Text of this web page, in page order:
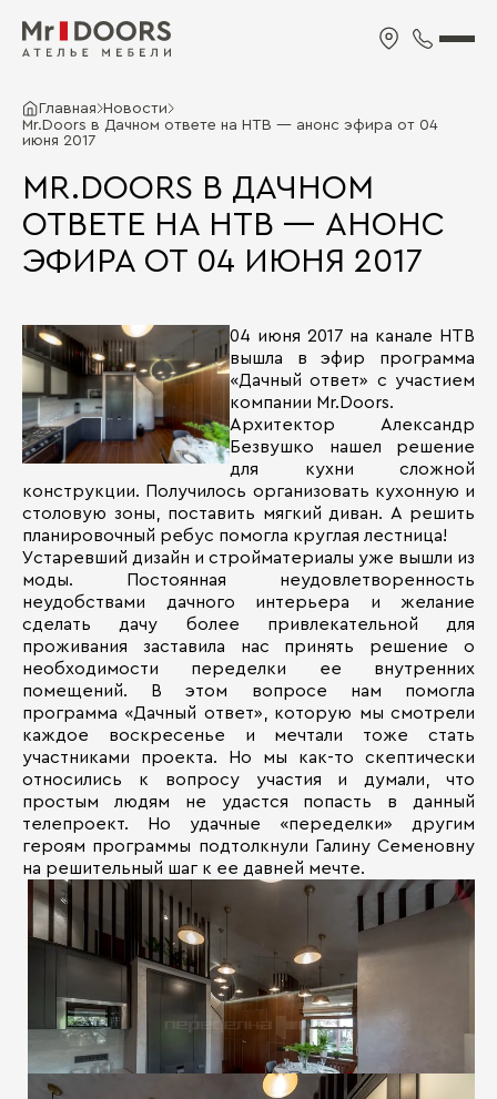
Главная
Новости
Mr.Doors в Дачном ответе на НТВ — анонс эфира от 04
июня 2017
MR.DOORS В ДАЧНОМ
ОТВЕТЕ НА НТВ — АНОНС
ЭФИРА ОТ 04 ИЮНЯ 2017
04 июня 2017 на канале НТВ
вышла в эфир программа
«Дачный ответ» с участием
компании Mr.Doors.
Архитектор Александр
Безвушко нашел решение
для кухни сложной
конструкции. Получилось организовать кухонную и
столовую зоны, поставить мягкий диван. А решить
планировочный ребус помогла круглая лестница!
Устаревший дизайн и стройматериалы уже вышли из
моды. Постоянная неудовлетворенность
неудобствами дачного интерьера и желание
сделать дачу более привлекательной для
проживания заставила нас принять решение о
необходимости переделки ее внутренних
помещений. В этом вопросе нам помогла
программа «Дачный ответ», которую мы смотрели
каждое воскресенье и мечтали тоже стать
участниками проекта. Но мы как-то скептически
относились к вопросу участия и думали, что
простым людям не удастся попасть в данный
телепроект. Но удачные «переделки» другим
героям программы подтолкнули Галину Семеновну
на решительный шаг к ее давней мечте.